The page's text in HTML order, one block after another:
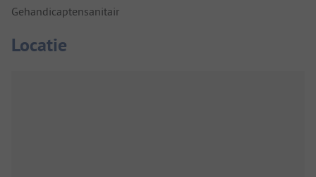
Gehandicaptensanitair
Locatie